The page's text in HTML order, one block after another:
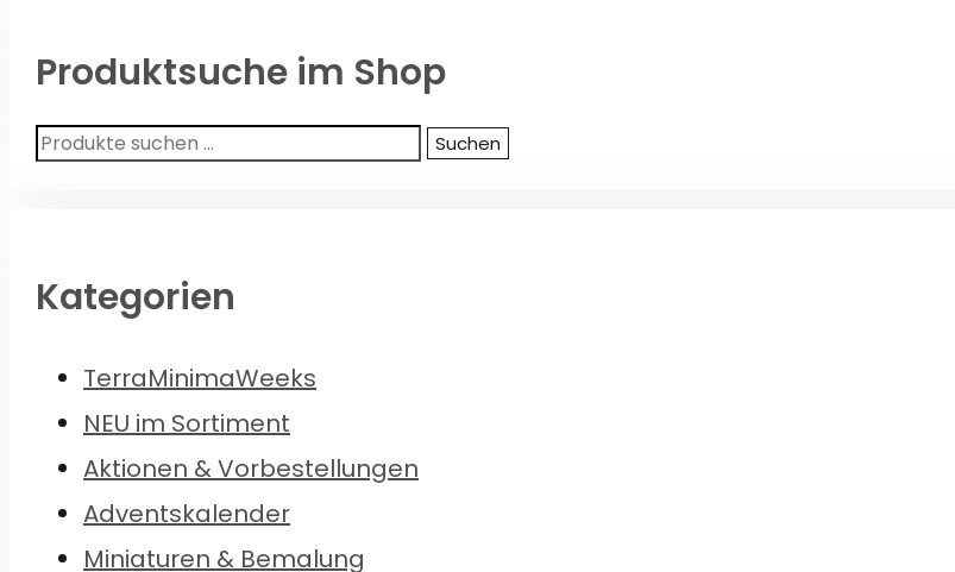
Produktsuche im Shop
Suchen
Suchen
Kategorien
TerraMinimaWeeks
NEU im Sortiment
Aktionen & Vorbestellungen
Adventskalender
Miniaturen & Bemalung